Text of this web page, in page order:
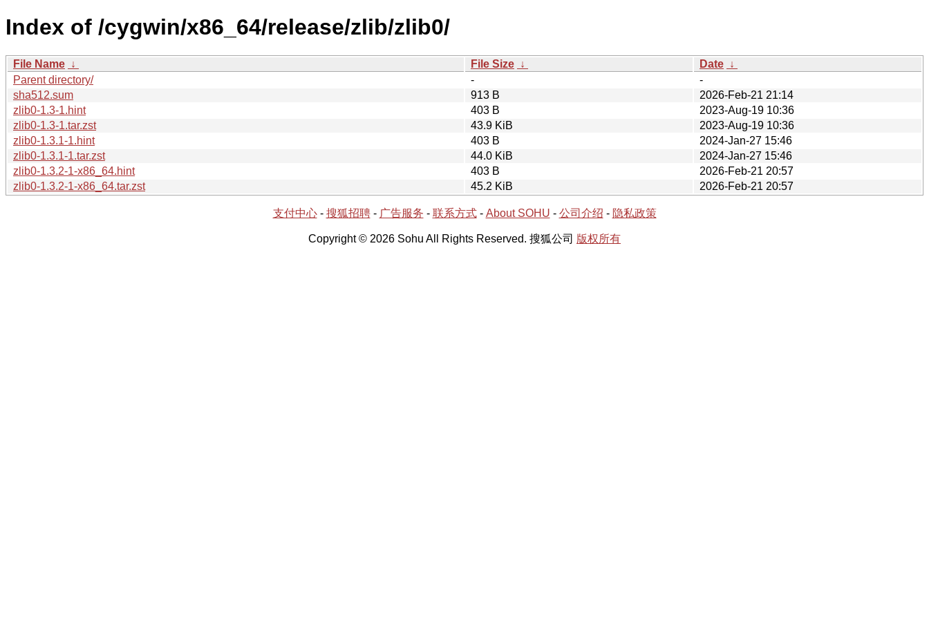
Index of /cygwin/x86_64/release/zlib/zlib0/
File Name ↓ File Size ↓ Date ↓
Parent directory/
-
-
sha512.sum
913 B
2026-Feb-21 21:14
zlib0-1.3-1.hint
403 B
2023-Aug-19 10:36
zlib0-1.3-1.tar.zst
43.9 KiB
2023-Aug-19 10:36
zlib0-1.3.1-1.hint
403 B
2024-Jan-27 15:46
zlib0-1.3.1-1.tar.zst
44.0 KiB
2024-Jan-27 15:46
zlib0-1.3.2-1-x86_64.hint
403 B
2026-Feb-21 20:57
zlib0-1.3.2-1-x86_64.tar.zst
45.2 KiB 2026-Feb-21 20:57
支付中心- 搜狐招聘- 广告服务 - 联系方式- About SOHU - 公司介绍 - 隐私政策
Copyright © 2026 Sohu All Rights Reserved. 搜狐公司 版权所有